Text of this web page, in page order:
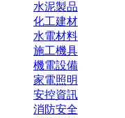
水泥製品
化工建材
水電材料
施工機具
機電設備
家電照明
安控資訊
消防安全